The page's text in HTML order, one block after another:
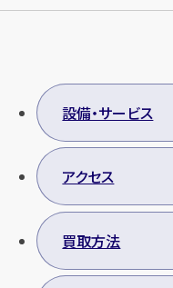
設備・サービス
アクセス
買取方法